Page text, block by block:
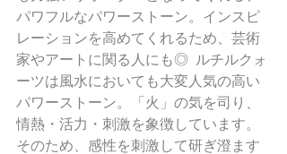
パワフルなパワーストーン。インスピ
レーションを高めてくれるため、芸術
家やアートに関る人にも◎  ルチルクォ
ーツは風水においても大変人気の高い
パワーストーン。「火」の気を司り、
情熱・活力・刺激を象徴しています。
そのため、感性を刺激して研ぎ澄ます